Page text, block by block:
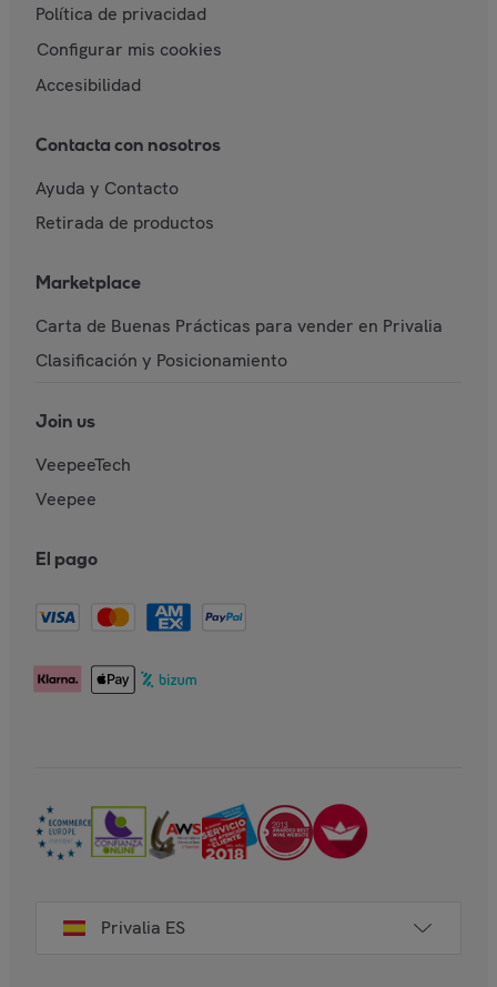
Política de privacidad
Configurar mis cookies
Accesibilidad
Contacta con nosotros
Ayuda y Contacto
Retirada de productos
Marketplace
Carta de Buenas Prácticas para vender en Privalia
Clasificación y Posicionamiento
Join us
VeepeeTech
Veepee
El pago
Privalia ES